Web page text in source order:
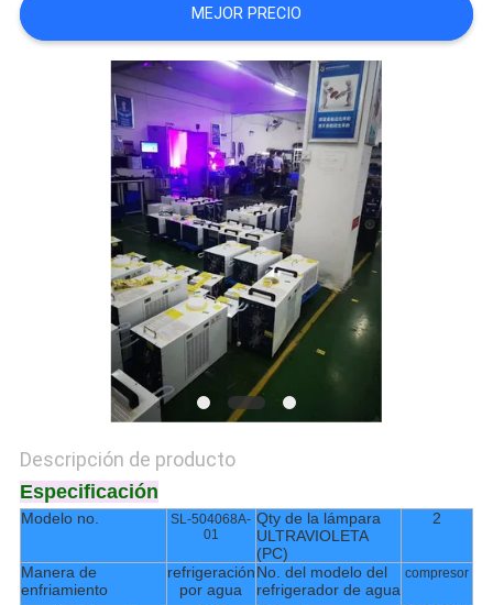
PIDA
PRIVACY
MEJOR PRECIO
Descripción de producto
Especificación
Modelo no.
SL-504068A-
01
Qty de la lámpara
ULTRAVIOLETA
(PC)
2
Manera de
enfriamiento
refrigeración
por agua
No. del modelo del
refrigerador de agua
compresor